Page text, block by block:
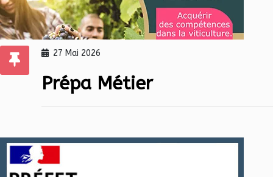
27 Mai 2026
Prépa Métier